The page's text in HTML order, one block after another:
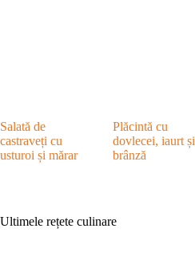
Salată de
castraveți cu
usturoi și mărar
Plăcintă cu
dovlecei, iaurt și
brânză
Ultimele rețete culinare